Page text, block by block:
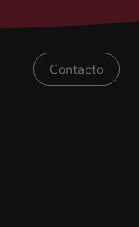
Contacto